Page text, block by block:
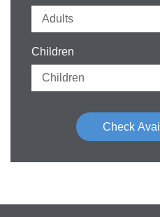
Children
Check